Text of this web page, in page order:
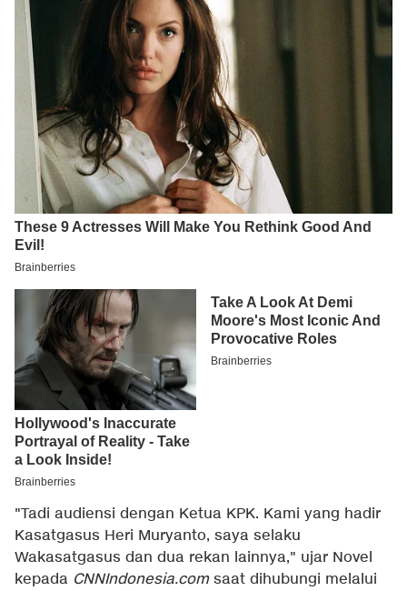
"Tadi audiensi dengan Ketua KPK. Kami yang hadir
Kasatgasus Heri Muryanto, saya selaku
Wakasatgasus dan dua rekan lainnya," ujar Novel
kepada CNNIndonesia.comsaat dihubungi melalui